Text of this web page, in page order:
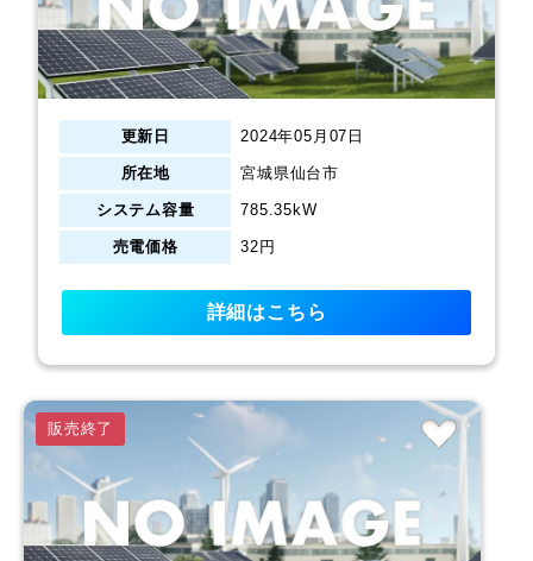
更新日 2024年05月07日
所在地 宮城県仙台市
システム容量 785.35kW
売電価格 32円
詳細はこちら
販売終了